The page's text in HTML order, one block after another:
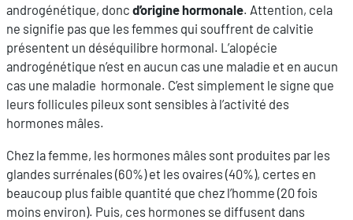
androgénétique, donc d’origine hormonale. Attention, cela
ne signifie pas que les femmes qui souffrent de calvitie
présentent un déséquilibre hormonal. L’alopécie
androgénétique n’est en aucun cas une maladie et en aucun
cas une maladie hormonale. C’est simplement le signe que
leurs follicules pileux sont sensibles à l’activité des
hormones mâles.
Chez la femme, les hormones mâles sont produites par les
glandes surrénales (60%) et les ovaires (40%), certes en
beaucoup plus faible quantité que chez l’homme (20 fois
moins environ). Puis, ces hormones se diffusent dans